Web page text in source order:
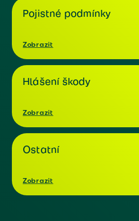
Pojistné podmínky
Zobrazit
Hlášení škody
Zobrazit
Ostatní
Zobrazit